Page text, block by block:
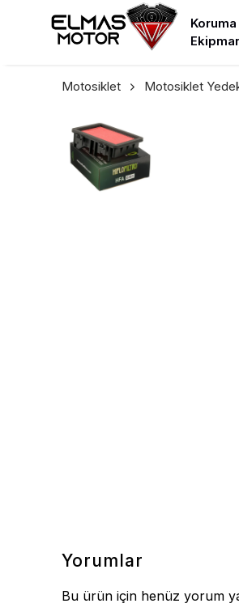
Koruma
Motosiklet Motosiklet
Yorumlar
Bu ürün için henüz yorum